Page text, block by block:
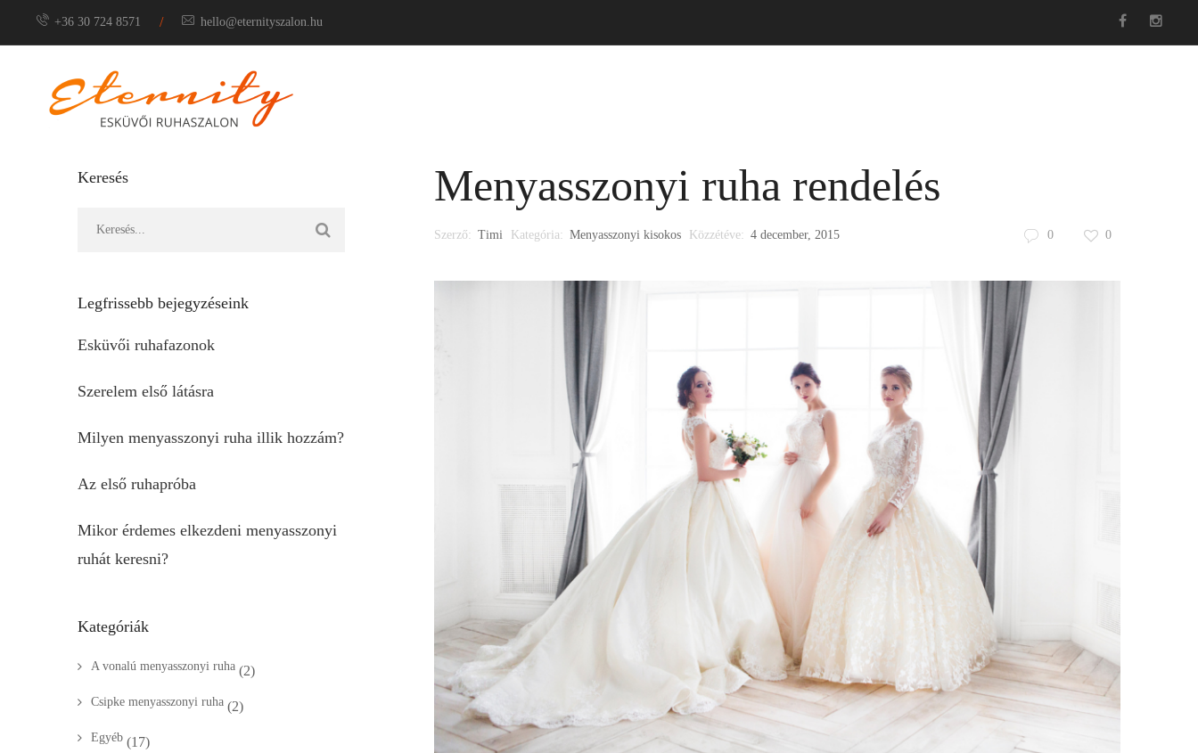
+36 30 724 8571 / hello@eternityszalon.hu
Menyasszonyi ruha rendelés
Szerző: Timi Kategória: Menyasszonyi kisokos Közzétéve: 4 december, 2015 0 0
Keresés
Legfrissebb bejegyzéseink
Esküvői ruhafazonok
Szerelem első látásra
Milyen menyasszonyi ruha illik hozzám?
Az első ruhapróba
Mikor érdemes elkezdeni menyasszonyi
ruhát keresni?
Kategóriák
A vonalú menyasszonyi ruha (2)
Csipke menyasszonyi ruha (2)
Egyéb (17)